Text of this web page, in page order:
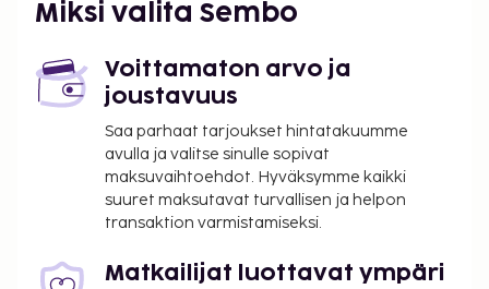
Miksi valita Sembo
Voittamaton arvo ja
joustavuus
Saa parhaat tarjoukset hintatakuumme
avulla ja valitse sinulle sopivat
maksuvaihtoehdot. Hyväksymme kaikki
suuret maksutavat turvallisen ja helpon
transaktion varmistamiseksi.
Matkailijat luottavat ympäri